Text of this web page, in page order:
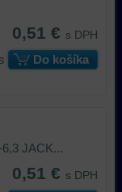
0,51 € s DPH
Do košíka
JACK...
0,51 € s DPH